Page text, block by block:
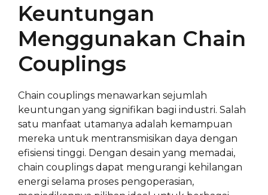
Keuntungan
Menggunakan Chain
Couplings
Chain couplings menawarkan sejumlah
keuntungan yang signifikan bagi industri. Salah
satu manfaat utamanya adalah kemampuan
mereka untuk mentransmisikan daya dengan
efisiensi tinggi. Dengan desain yang memadai,
chain couplings dapat mengurangi kehilangan
energi selama proses pengoperasian,